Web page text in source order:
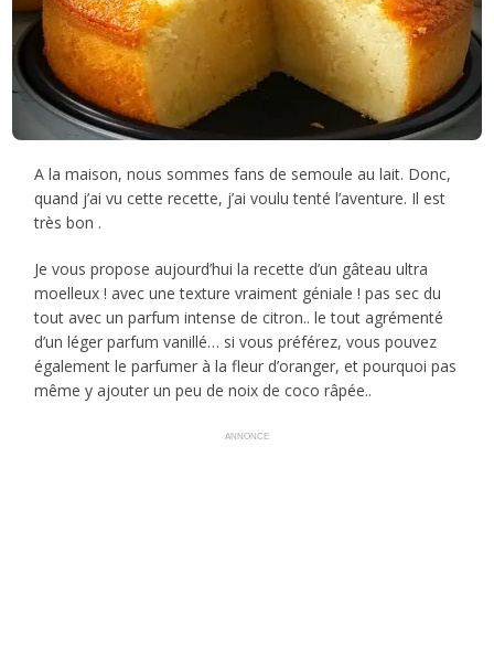
A la maison, nous sommes fans de semoule au lait. Donc,
quand j’ai vu cette recette, j’ai voulu tenté l’aventure. Il est
très bon .
Je vous propose aujourd’hui la recette d’un gâteau ultra
moelleux ! avec une texture vraiment géniale ! pas sec du
tout avec un parfum intense de citron.. le tout agrémenté
d’un léger parfum vanillé… si vous préférez, vous pouvez
également le parfumer à la fleur d’oranger, et pourquoi pas
même y ajouter un peu de noix de coco râpée..
ANNONCE